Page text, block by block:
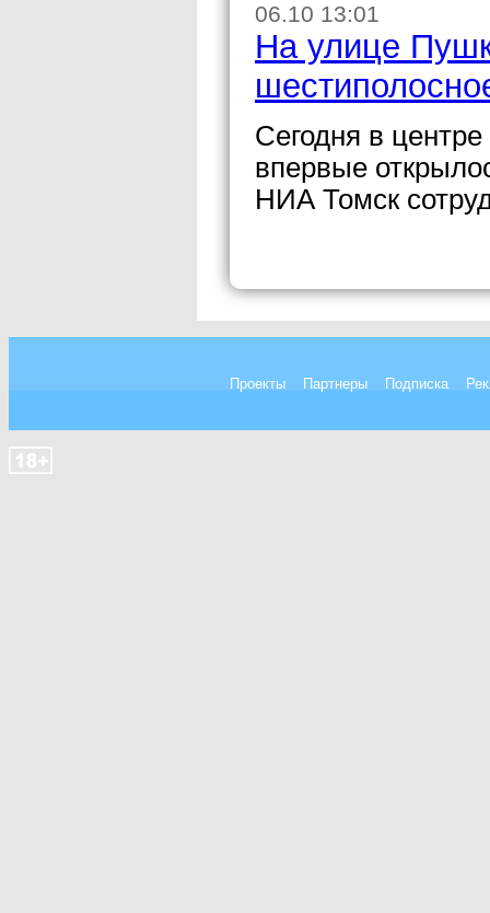
06.10 13:01
На улице
Сегодня в
впервые
НИА Томск
Проекты Партнеры Подписка